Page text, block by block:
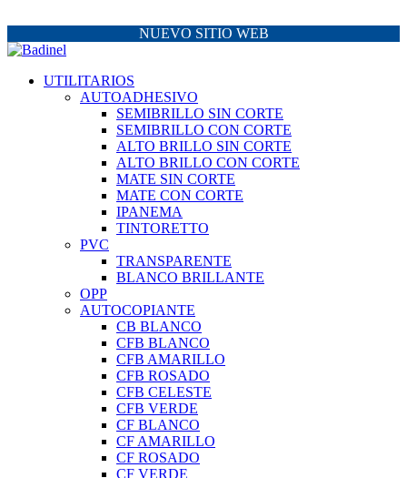
NUEVO SITIO WEB
UTILITARIOS
AUTOADHESIVO
SEMIBRILLO SIN CORTE
SEMIBRILLO CON CORTE
ALTO BRILLO SIN CORTE
ALTO BRILLO CON CORTE
MATE SIN CORTE
MATE CON CORTE
IPANEMA
TINTORETTO
PVC
TRANSPARENTE
BLANCO BRILLANTE
OPP
AUTOCOPIANTE
CB BLANCO
CFB BLANCO
CFB AMARILLO
CFB ROSADO
CFB CELESTE
CFB VERDE
CF BLANCO
CF AMARILLO
CF ROSADO
CF VERDE